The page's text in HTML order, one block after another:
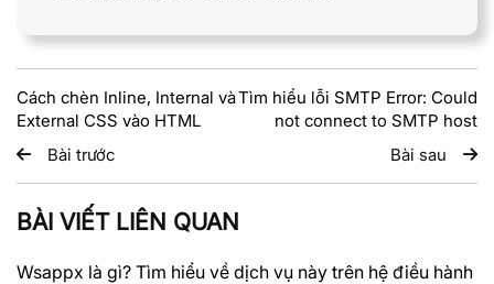
Cách chèn Inline, Internal và
External CSS vào HTML
Bài trước
Tìm hiểu lỗi SMTP Error: Could
not connect to SMTP host
Bài sau
BÀI VIẾT LIÊN QUAN
Wsappx là gì? Tìm hiểu về dịch vụ này trên hệ điều hành